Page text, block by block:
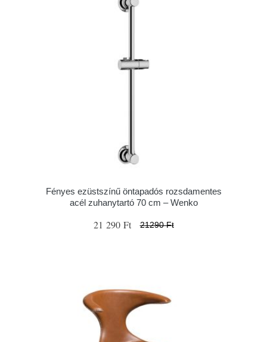
Fényes ezüstszínű öntapadós rozsdamentes
acél zuhanytartó 70 cm – Wenko
21 290 Ft 21290 Ft